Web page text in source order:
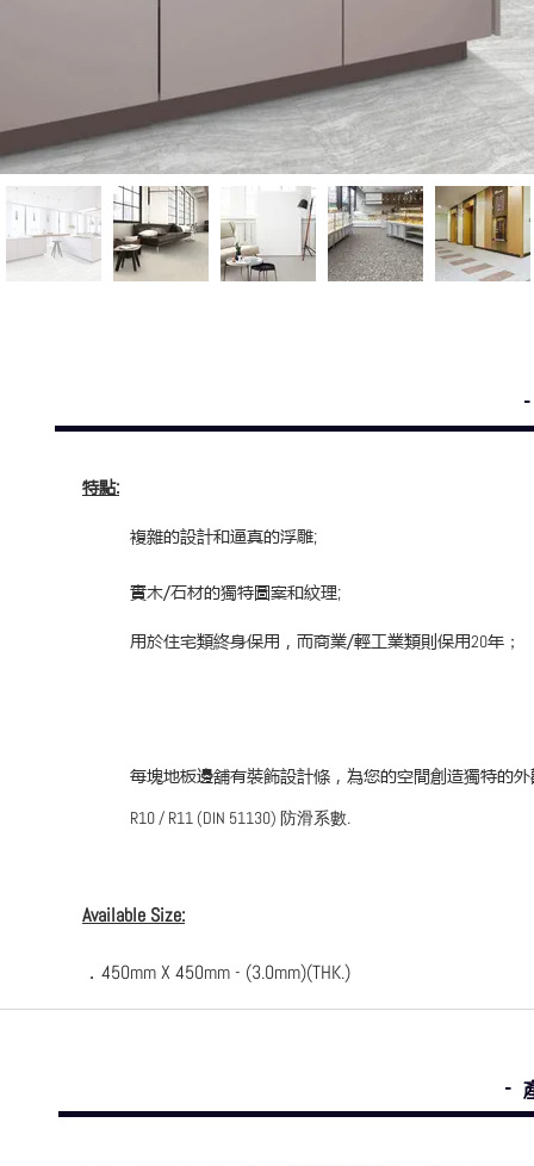
特點:
複雜的設計和逼真的浮雕;
實木/石材的獨特圖案和紋理;
用於住宅類終身保用，而商業/輕工業類則保用20年 ；
每塊地板邊舖有裝飾設計條，為您的空間創造獨特的
R10 / R11 (DIN 51130) 防滑系數.
Available Size:
．450mm X 450mm - (3.0mm)(THK.)
-